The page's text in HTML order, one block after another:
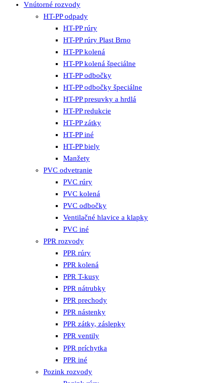
Vnútorné rozvody
HT-PP odpady
HT-PP rúry
HT-PP rúry Plast Brno
HT-PP kolená
HT-PP kolená špeciálne
HT-PP odbočky
HT-PP odbočky špeciálne
HT-PP presuvky a hrdlá
HT-PP redukcie
HT-PP zátky
HT-PP iné
HT-PP biely
Manžety
PVC odvetranie
PVC rúry
PVC kolená
PVC odbočky
Ventilačné hlavice a klapky
PVC iné
PPR rozvody
PPR rúry
PPR kolená
PPR T-kusy
PPR nátrubky
PPR prechody
PPR nástenky
PPR zátky, záslepky
PPR ventily
PPR príchytka
PPR iné
Pozink rozvody